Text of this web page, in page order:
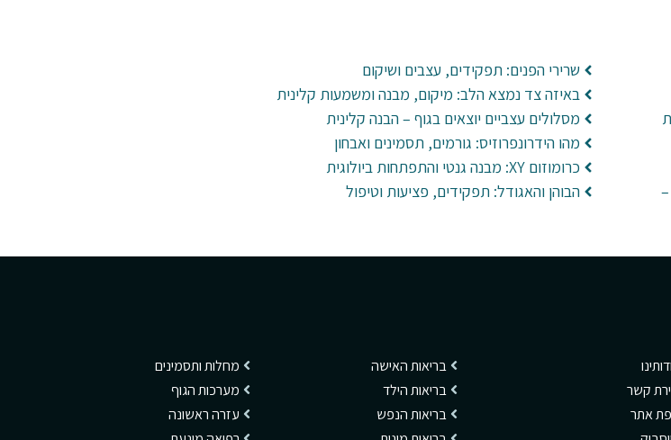
שרירי הפנים: תפקידים, עצבים ושיקום
באיזה צד נמצא הלב: מיקום, מבנה ומשמעות קלינית
מסלולים עצביים יוצאים בגוף – הבנה קלינית
מהו הידרונפרוזיס: גורמים, תסמינים ואבחון
כרומוזום XY: מבנה גנטי והתפתחות ביולוגית
הבוהן והאגודל: תפקידים, פציעות וטיפול
קשר
אתר
בריאות האישה
בריאות הילד
בריאות הנפש
מחלות ותסמינים
מערכות הגוף
עזרה ראשונה